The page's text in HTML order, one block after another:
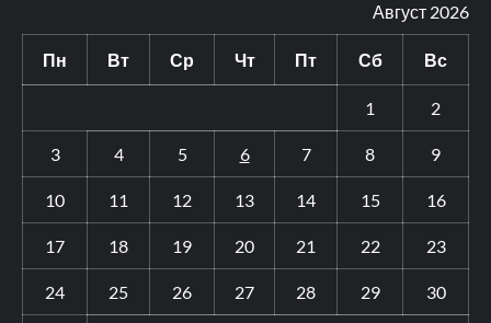
Август 2026
Пн Вт Ср Чт Пт Сб Вс
1 2
3 4 5 6 7 8 9
10 11 12 13 14 15 16
17 18 19 20 21 22 23
24 25 26 27 28 29 30